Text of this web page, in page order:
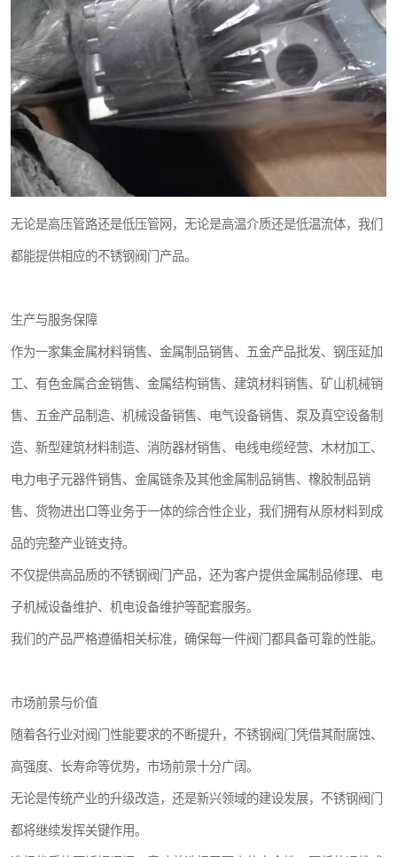
无论是高压管路还是低压管网，无论是高温介质还是低温流体，我们
都能提供相应的不锈钢阀门产品。
生产与服务保障
作为一家集金属材料销售、金属制品销售、五金产品批发、钢压延加
工、有色金属合金销售、金属结构销售、建筑材料销售、矿山机械销
售、五金产品制造、机械设备销售、电气设备销售、泵及真空设备制
造、新型建筑材料制造、消防器材销售、电线电缆经营、木材加工、
电力电子元器件销售、金属链条及其他金属制品销售、橡胶制品销
售、货物进出口等业务于一体的综合性企业，我们拥有从原材料到成
品的完整产业链支持。
不仅提供高品质的不锈钢阀门产品，还为客户提供金属制品修理、电
子机械设备维护、机电设备维护等配套服务。
我们的产品严格遵循相关标准，确保每一件阀门都具备可靠的性能。
市场前景与价值
随着各行业对阀门性能要求的不断提升，不锈钢阀门凭借其耐腐蚀、
高强度、长寿命等优势，市场前景十分广阔。
无论是传统产业的升级改造，还是新兴领域的建设发展，不锈钢阀门
都将继续发挥关键作用。